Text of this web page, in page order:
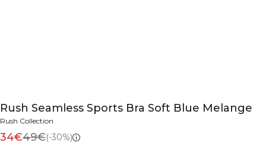
Rush Seamless Sports Bra Soft Blue Melange
Rush Collection
34€49€(-30%)